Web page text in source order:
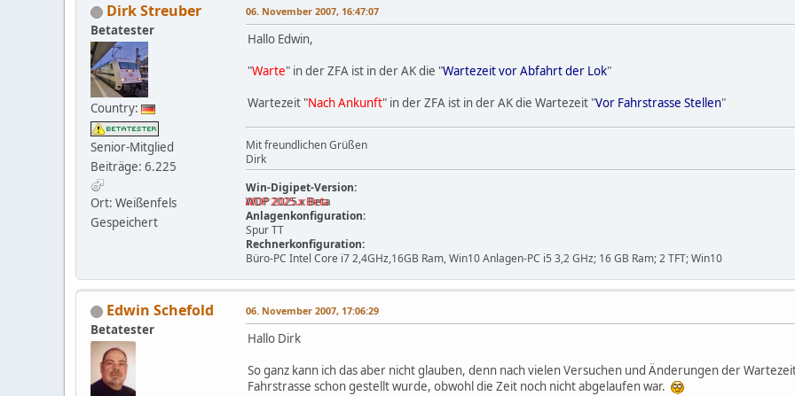
Dirk Streuber
Betatester
Country:
Senior-Mitglied
Beiträge: 6.225
Ort: Weißenfels
Gespeichert
06. November 2007, 16:47:07
Hallo Edwin,
"Warte" in der ZFA ist in der AK die "Wartezeit vor Abfahrt der Lok"
Wartezeit "Nach Ankunft" in der ZFA ist in der AK die Wartezeit "Vor Fahrstrasse Stellen"
Mit freundlichen Grüßen
Dirk
Win-Digipet-Version:
WDP 2025.x Beta
Anlagenkonfiguration:
Spur TT
Rechnerkonfiguration:
Büro-PC Intel Core i7 2,4GHz,16GB Ram, Win10 Anlagen-PC i5 3,2 GHz; 16 GB Ram; 2 TFT; Win10
Edwin Schefold
Betatester
06. November 2007, 17:06:29
Hallo Dirk
So ganz kann ich das aber nicht glauben, denn nach vielen Versuchen und Änderungen der
Fahrstrasse schon gestellt wurde, obwohl die Zeit noch nicht abgelaufen war.